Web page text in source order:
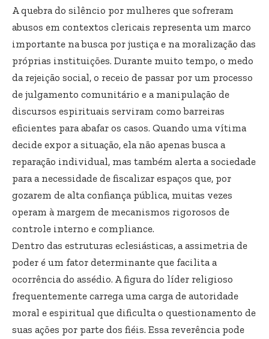
A quebra do silêncio por mulheres que sofreram
abusos em contextos clericais representa um marco
importante na busca por justiça e na moralização das
próprias instituições. Durante muito tempo, o medo
da rejeição social, o receio de passar por um processo
de julgamento comunitário e a manipulação de
discursos espirituais serviram como barreiras
eficientes para abafar os casos. Quando uma vítima
decide expor a situação, ela não apenas busca a
reparação individual, mas também alerta a sociedade
para a necessidade de fiscalizar espaços que, por
gozarem de alta confiança pública, muitas vezes
operam à margem de mecanismos rigorosos de
controle interno e compliance.
Dentro das estruturas eclesiásticas, a assimetria de
poder é um fator determinante que facilita a
ocorrência do assédio. A figura do líder religioso
frequentemente carrega uma carga de autoridade
moral e espiritual que dificulta o questionamento de
suas ações por parte dos fiéis. Essa reverência pode